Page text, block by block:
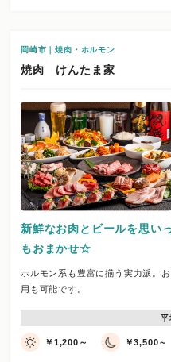
岡崎市｜焼肉・ホルモン
焼肉 けんたま家
新鮮なお肉とビールを思い
もおまかせ☆
ホルモン系も豊富に揃う実力派。
用も可能です。
平
￥1,200～ ￥3,500～